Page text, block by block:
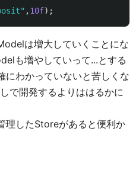
,10f);
は増大していくことにな
も増やしていって...とする
にわかっていないと苦しくな
で開発するよりははるかに
理したStoreがあると便利か